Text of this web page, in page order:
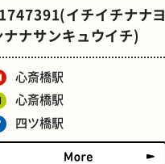
ド
イチイチナナヨ
ナナサンキュウイチ)
心斎橋駅
心斎橋駅
四ツ橋駅